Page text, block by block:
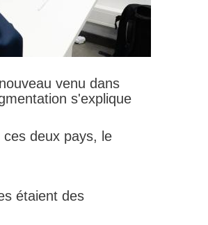
venu dans
s'explique
deux pays, le
étaient des